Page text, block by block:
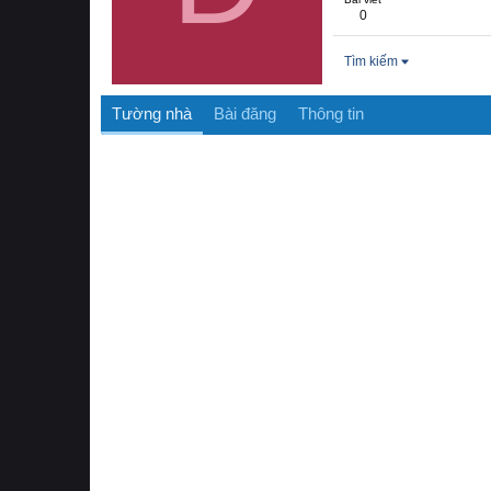
0
Tìm kiếm
Tường nhà Bài đăng Thông tin